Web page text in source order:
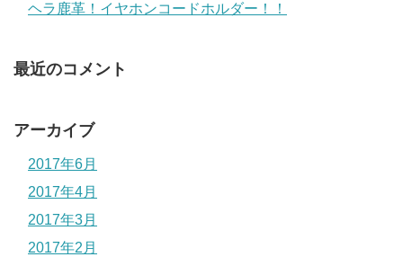
ヘラ鹿革！イヤホンコードホルダー！！
最近のコメント
アーカイブ
2017年6月
2017年4月
2017年3月
2017年2月